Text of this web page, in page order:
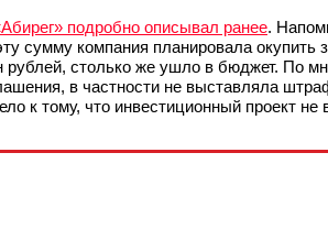
подробно описывал ранее.
сумму компания планировала окупить
столько же ушло в бюджет. По
в частности не выставляла
к тому, что инвестиционный проект